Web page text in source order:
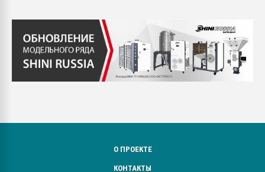
О ПРОЕКТЕ
КОНТАКТЫ